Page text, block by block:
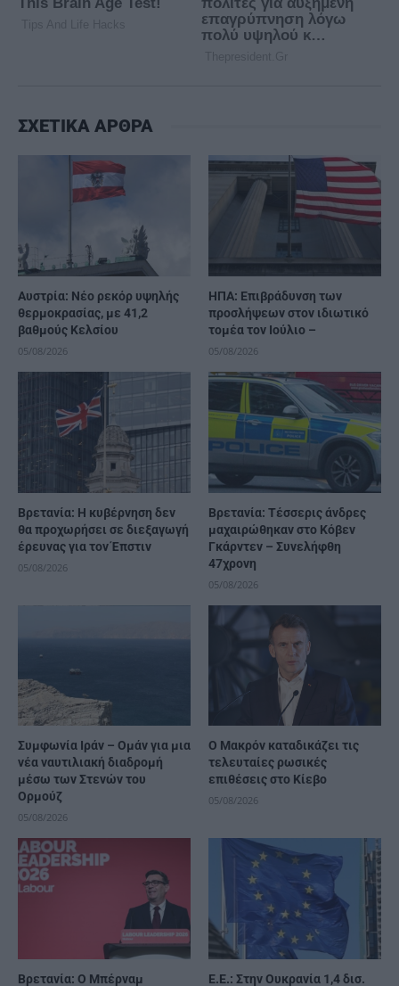
ΣΧΕΤΙΚΑ ΑΡΘΡΑ
Αυστρία: Νέο ρεκόρ υψηλής
θερμοκρασίας, με 41,2
βαθμούς Κελσίου
05/08/2026
ΗΠΑ: Επιβράδυνση των
προσλήψεων στον ιδιωτικό
τομέα τον Ιούλιο –
05/08/2026
Βρετανία: Η κυβέρνηση δεν
θα προχωρήσει σε διεξαγωγή
έρευνας για τον Έπστιν
05/08/2026
Βρετανία: Τέσσερις άνδρες
μαχαιρώθηκαν στο Κόβεν
Γκάρντεν – Συνελήφθη
47χρονη
05/08/2026
Συμφωνία Ιράν – Ομάν για μια
νέα ναυτιλιακή διαδρομή
μέσω των Στενών του
Ορμούζ
05/08/2026
Ο Μακρόν καταδικάζει τις
τελευταίες ρωσικές
επιθέσεις στο Κίεβο
05/08/2026
Βρετανία: Ο Μπέρναμ Ε.Ε.: Στην Ουκρανία 1,4 δισ.